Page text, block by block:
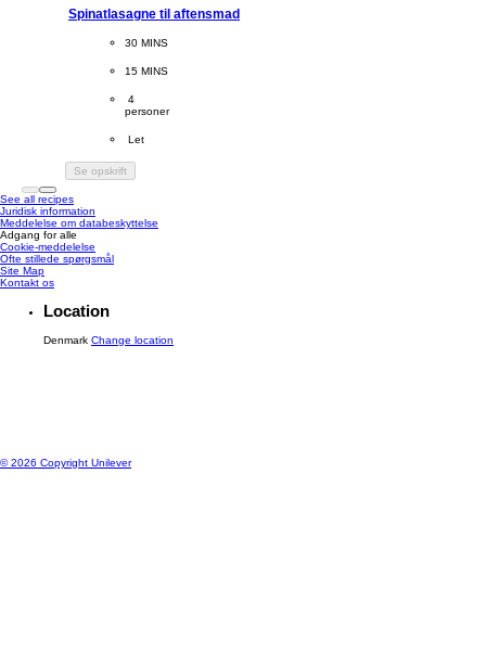
Spinatlasagne til aftensmad
CookingTime
30 MINS
PreparationTime
15 MINS
Servings
4
personer
Difficulty
Let
Se opskrift
See all recipes
Juridisk information
Meddelelse om databeskyttelse
Adgang for alle
Cookie-meddelelse
Ændre Indstillingerne
Site Map